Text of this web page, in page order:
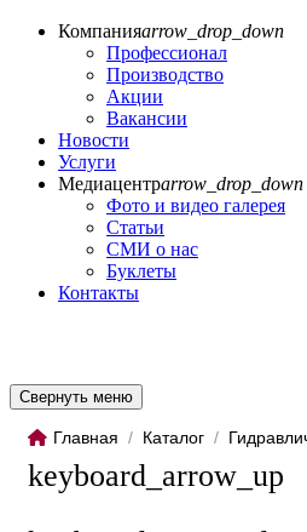
Компанияarrow_drop_down
Профессионал
Производство
Акции
Вакансии
Новости
Услуги
Медиацентрarrow_drop_down
Фото и видео галерея
Статьи
СМИ о нас
Буклеты
Контакты
Свернуть меню
Главная / Каталог /
keyboard_arrow_up